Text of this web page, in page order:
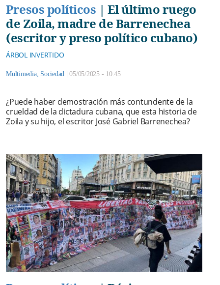
Presos políticos | El último ruego
de Zoila, madre de Barrenechea
(escritor y preso político cubano)
ÁRBOL INVERTIDO
Multimedia, Sociedad |05/05/2025 - 10:45
¿Puede haber demostración más contundente de la
crueldad de la dictadura cubana, que esta historia de
Zoila y su hijo, el escritor José Gabriel Barrenechea?